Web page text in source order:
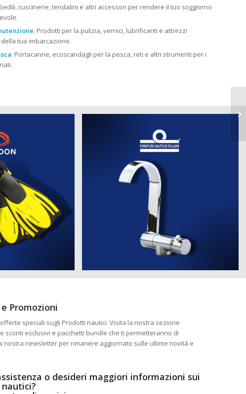
cuscinerie, tendalini e altri accessori per rendere il tuo soggiorno
: Prodotti per la pulizia, vernici, lubrificanti e attrezzi
tua imbarcazione.
: Portacanne, ecoscandagli per la pesca, reti e altri strumenti per i
Promozioni
speciali sugli Prodotti nautici. Visita la nostra sezione
sconti esclusivi e pacchetti bundle che ti permetteranno di
nostra newsletter per rimanere aggiornato sulle ultime novità e
o desideri maggiori informazioni sui